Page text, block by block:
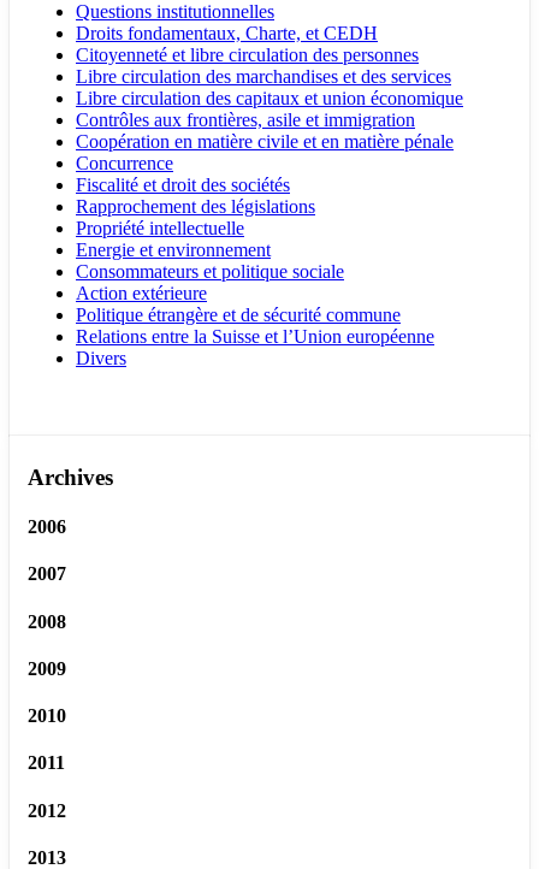
Questions institutionnelles
Droits fondamentaux, Charte, et CEDH
Citoyenneté et libre circulation des personnes
Libre circulation des marchandises et des services
Libre circulation des capitaux et union économique
Contrôles aux frontières, asile et immigration
Coopération en matière civile et en matière pénale
Concurrence
Fiscalité et droit des sociétés
Rapprochement des législations
Propriété intellectuelle
Energie et environnement
Consommateurs et politique sociale
Action extérieure
Politique étrangère et de sécurité commune
Relations entre la Suisse et l’Union européenne
Divers
Archives
2006
2007
2008
2009
2010
2011
2012
2013